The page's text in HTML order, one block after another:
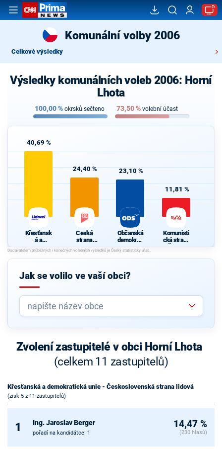
Komunální volby 2006
Celkové výsledky
Výsledky komunálních voleb 2006: Horní
Lhota
100,00% okrsků sečteno 73,50% volební účast
40,69 %
Křesťansk
á a
demokrati
cká unie -
Českoslov
strana
24,40 %
Česká
strana
sociálně
demokrati
cká
23,10 %
Občanská
demokrati
cká strana
11,81 %
Komunisti
cká strana
Čech a
Jak se volilo ve vaší obci?
Zvolení zastupitelé v obci Horní Lhota
(celkem 11 zastupitelů)
Křesťanská a demokratická unie - Československá strana lidová
(zisk 5 z 11 zastupitelů)
1 Ing. Jaroslav Berger
pořadí na kandidátce: 1
14,47 %
(230 hlasů)